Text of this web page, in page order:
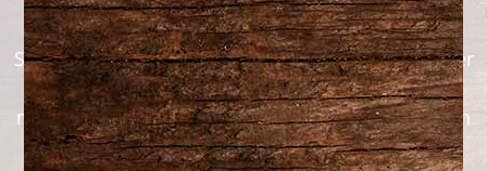
Savourez nos délicieux plats préparés sans quitter
votre maison ! Commandez en ligne dès
maintenant et profitez d’un repas maison, prêt en
quelques clics. Simplifiez-vous la vie et laissez-